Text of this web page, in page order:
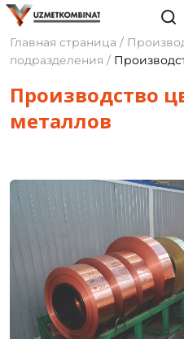
Главная страница /
подразделения /
Производство
металлов